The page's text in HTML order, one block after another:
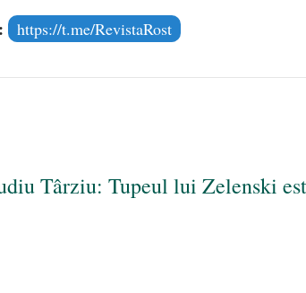
https://t.me/RevistaRost
Târziu: Tupeul lui Zelenski